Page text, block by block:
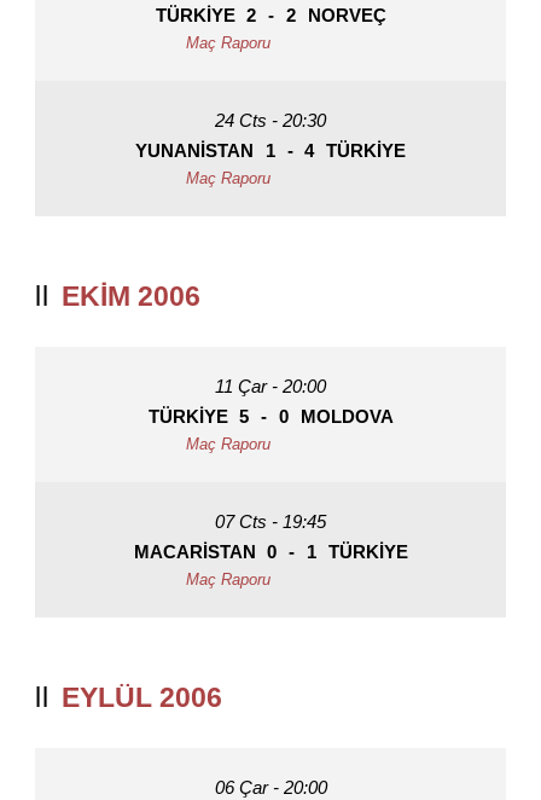
TÜRKIYE 2 - 2 NORVEÇ
24 Cts - 20:30
YUNANISTAN
1 - 4 TÜRKIYE
EKIM 2006
11 Çar - 20:00
TÜRKIYE 5 - 0 MOLDOVA
07 Cts - 19:45
MACARISTAN
0 - 1 TÜRKIYE
EYLÜL 2006
06 Çar - 20:00